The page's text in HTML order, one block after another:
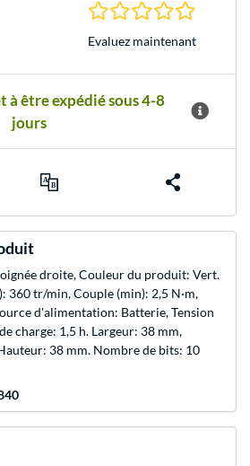
Evaluez maintenant
à être expédié sous 4-8
jours
droite, Couleur du produit: Vert.
360 tr/min, Couple (min): 2,5 N·m,
d'alimentation: Batterie, Tension
charge: 1,5 h. Largeur: 38 mm,
38 mm. Nombre de bits: 10